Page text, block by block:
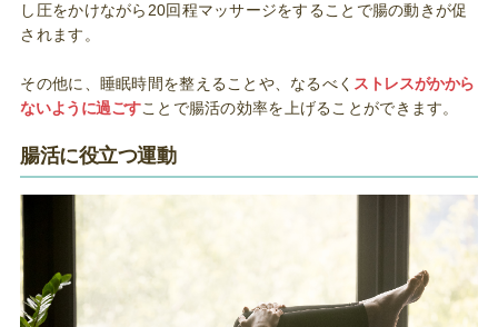
し圧をかけながら20回程マッサージをすることで腸の動きが促
されます。
その他に、睡眠時間を整えることや、なるべく ストレスがかから
ないように過ごすことで腸活の効率を上げることができます。
腸活に役立つ運動